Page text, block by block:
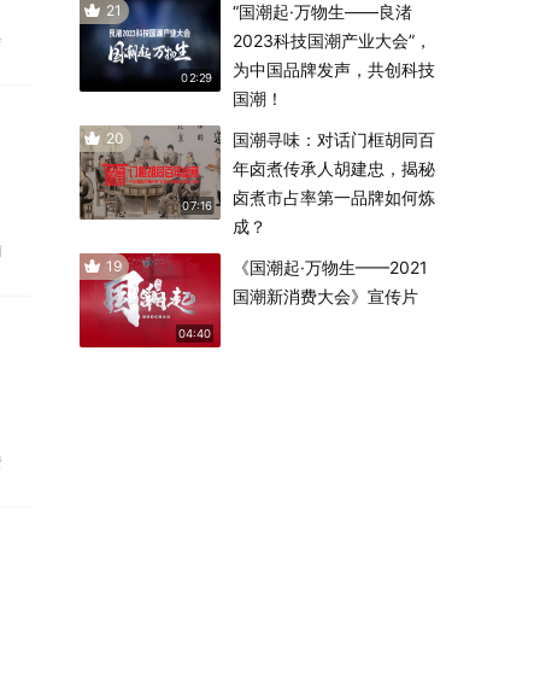
21
02:29
“国潮起·万物生——良渚
2023科技国潮产业大会”，
为中国品牌发声，共创科技
国潮！
20
07:16
国潮寻味：对话门框胡同百
年卤煮传承人胡建忠，揭秘
卤煮市占率第一品牌如何炼
成？
19
04:40
《国潮起·万物生——2021
国潮新消费大会》宣传片